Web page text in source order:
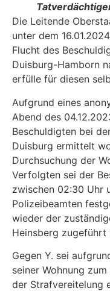
Die Leitende
unter dem
Flucht des
Duisburg-Hamborn
erfülle für diesen
Aufgrund eines
Abend des
Beschuldigten bei
Duisburg ermittelt
Durchsuchung der
Verfolgten sei der
zwischen 02:30 Uhr
Polizeibeamten
wieder der
Heinsberg zugeführt
Gegen Y. sei
seiner Wohnung
der Strafvereitelung